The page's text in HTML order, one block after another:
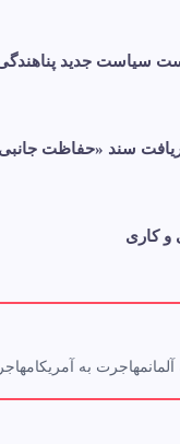
سیاست جدید پناهندگی
و کاری
مهاجرت به آمریکا